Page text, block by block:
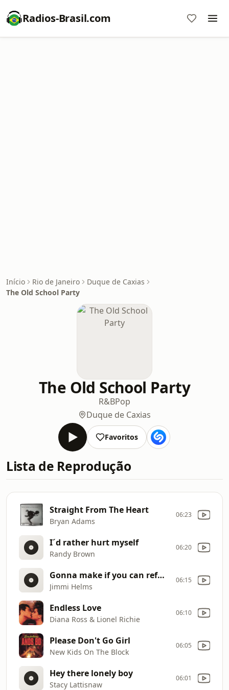
Radios-Brasil.com
Início Rio de Janeiro
Duque de Caxias
The Old School Party
The Old School Party
R&BPop
Duque de Caxias
Favoritos
Lista de Reprodução
Straight From The Heart
Bryan Adams
06:23
I´d rather hurt myself
Randy Brown
06:20
Gonna make if you can refuse
Jimmi Helms
06:15
Endless Love
Diana Ross & Lionel Richie
06:10
Please Don't Go Girl
New Kids On The Block
06:05
Hey there lonely boy
Stacy Lattisnaw
06:01